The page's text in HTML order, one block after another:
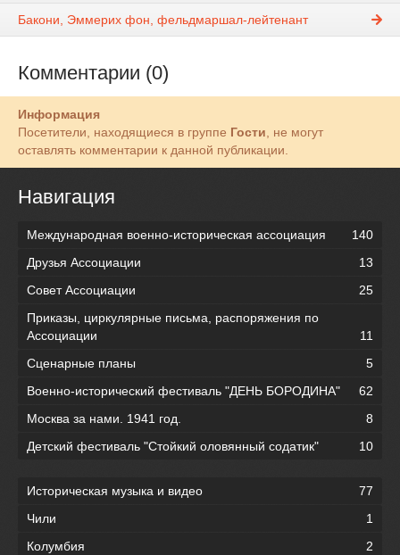
Бакони, Эммерих фон, фельдмаршал-лейтенант
Комментарии (0)
Информация
Посетители, находящиеся в группе Гости, не могут
оставлять комментарии к данной публикации.
Навигация
Международная военно-историческая ассоциация
140
Друзья Ассоциации
13
Совет Ассоциации
25
Приказы, циркулярные письма, распоряжения по
Ассоциации
11
Сценарные планы
5
Военно-исторический фестиваль "ДЕНЬ БОРОДИНА"
62
Москва за нами. 1941 год.
8
Детский фестиваль "Стойкий оловянный содатик"
10
Историческая музыка и видео
77
Чили
1
Колумбия
2